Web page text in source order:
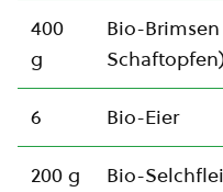
400
g
Bio-
6 Bio-Eier
200 g Bio-